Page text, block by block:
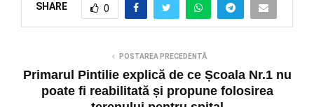
SHARE 0
POSTAREA PRECEDENTĂ
Primarul Pintilie explică de ce Școala Nr.1 nu
poate fi reabilitată și propune folosirea